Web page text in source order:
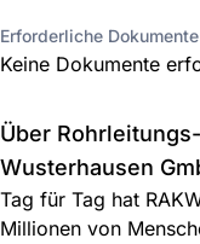
Erforderliche Dokumente
Keine Dokumente
Über
Wusterhausen
Tag für Tag hat
Millionen von